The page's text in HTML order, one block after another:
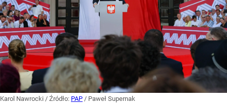
Karol Nawrocki / Źródło: PAP / Paweł Supernak